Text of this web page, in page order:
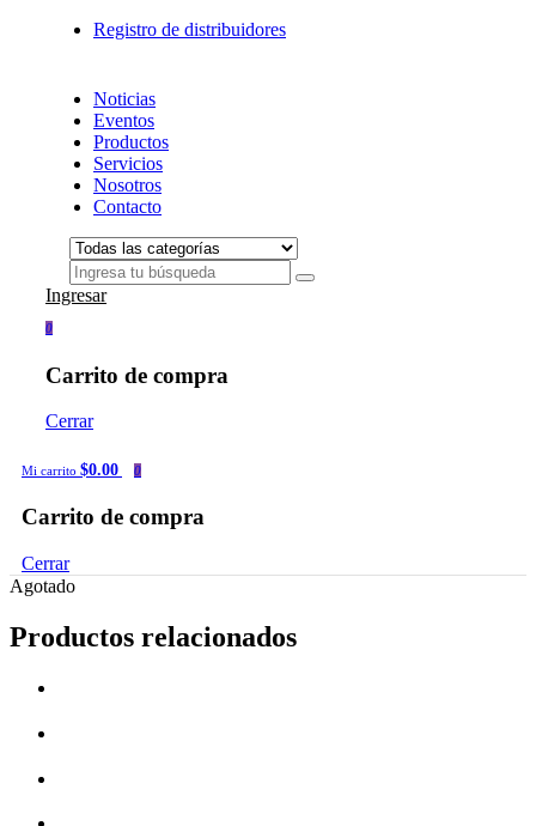
Registro de distribuidores
Noticias
Eventos
Productos
Servicios
Nosotros
Contacto
Ingresar
0
Carrito de compra
Cerrar
Mi carrito $0.00 0
Carrito de compra
Cerrar
Agotado
Productos relacionados